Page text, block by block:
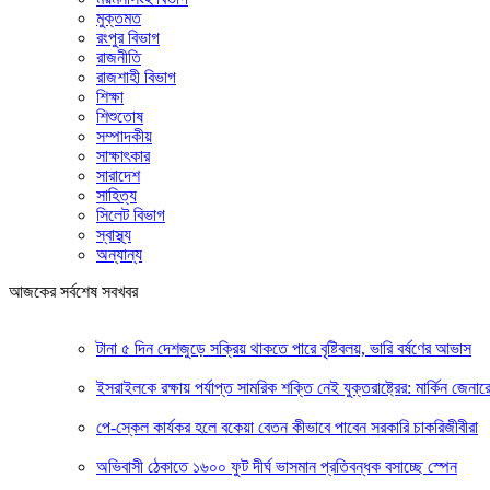
মুক্তমত
রংপুর বিভাগ
রাজনীতি
রাজশাহী বিভাগ
শিক্ষা
শিশুতোষ
সম্পাদকীয়
সাক্ষাৎকার
সারাদেশ
সাহিত্য
সিলেট বিভাগ
স্বাস্থ্য
অন্যান্য
আজকের সর্বশেষ সবখবর
টানা ৫ দিন দেশজুড়ে সক্রিয় থাকতে পারে বৃষ্টিবলয়, ভারি বর্ষণের আভাস
ইসরাইলকে রক্ষায় পর্যাপ্ত সামরিক শক্তি নেই যুক্তরাষ্ট্রের: মার্কিন
পে-স্কেল কার্যকর হলে বকেয়া বেতন কীভাবে পাবেন সরকারি চাকরিজীবীরা
অভিবাসী ঠেকাতে ১৬০০ ফুট দীর্ঘ ভাসমান প্রতিবন্ধক বসাচ্ছে স্পেন